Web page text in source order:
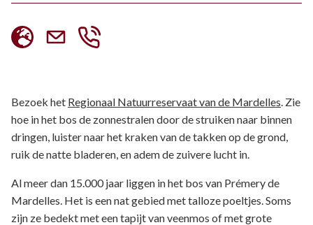
Bezoek het Regionaal Natuurreservaat van de Mardelles. Zie
hoe in het bos de zonnestralen door de struiken naar binnen
dringen, luister naar het kraken van de takken op de grond,
ruik de natte bladeren, en adem de zuivere lucht in.
Al meer dan 15.000 jaar liggen in het bos van Prémery de
Mardelles. Het is een nat gebied met talloze poeltjes. Soms
zijn ze bedekt met een tapijt van veenmos of met grote